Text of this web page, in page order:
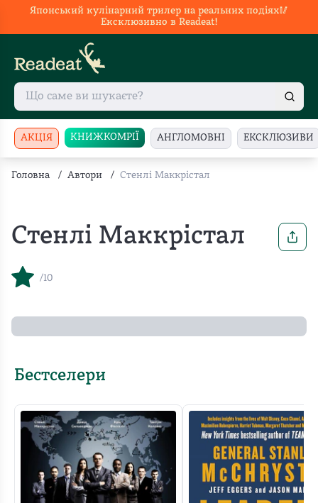
Японський кулінарний трилер на реальних подіях🥢
Ексклюзивно в Readeat!
АКЦІЯ КНИЖКОМРІЇ АНГЛОМОВНІ ЕКСКЛЮЗИВИ
Головна / Автори / Стенлі Маккрістал
Стенлі Маккрістал
/10
Бестселери